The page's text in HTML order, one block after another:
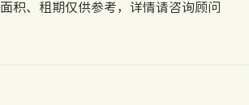
面积、租期仅供参考，详情请咨询顾问